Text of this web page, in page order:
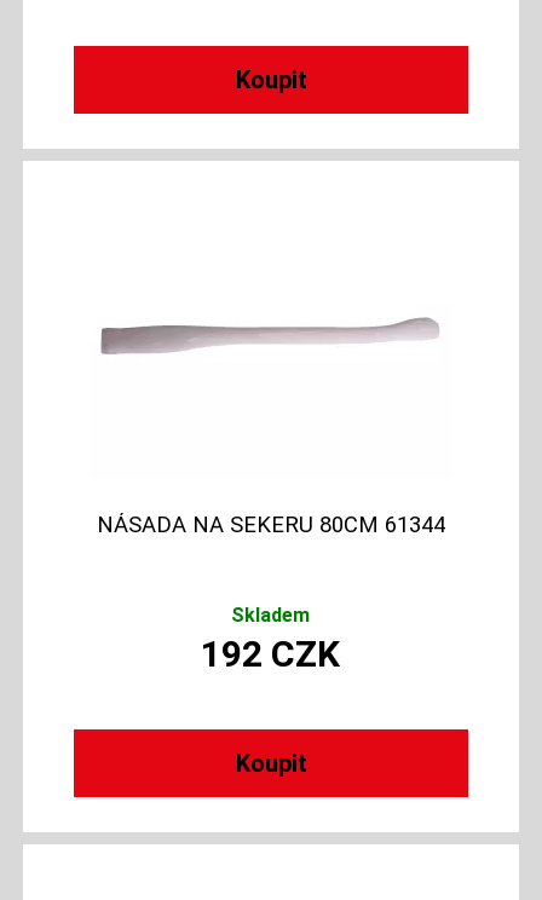
NÁSADA NA SEKERU 80CM 61344
Skladem
192 CZK